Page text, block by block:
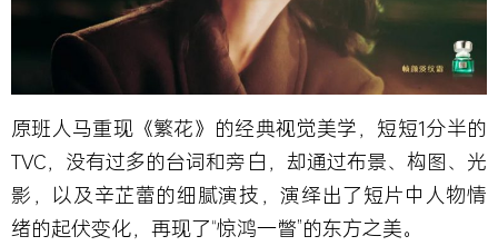
原班人马重现《繁花》的经典视觉美学，短短1分半的
TVC，没有过多的台词和旁白，却通过布景、构图、光
影，以及辛芷蕾的细腻演技，演绎出了短片中人物情
绪的起伏变化，再现了“惊鸿一瞥”的东方之美。